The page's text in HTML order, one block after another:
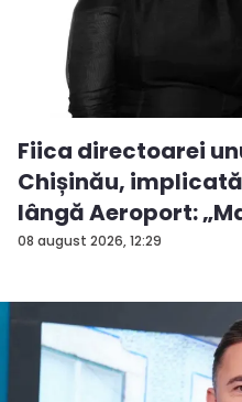
08 august 2026, 12:29
Fiica directoarei
Chișinău,
lângă Aeroport:
ac...